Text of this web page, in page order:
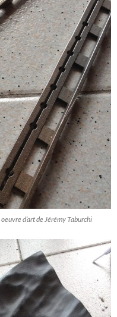
d’art de Jérémy Taburchi